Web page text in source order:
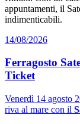
appuntamenti, il
indimenticabili.
14/08/2026
Ferragosto
Ticket
Venerdì 14 agosto
riva al mare con il